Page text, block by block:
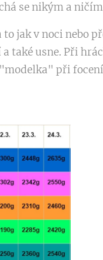
se nikým a
jak v noci nebo
také usne. Při
při